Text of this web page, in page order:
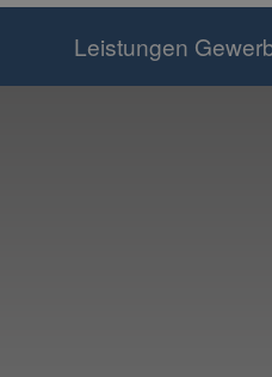
Leistungen